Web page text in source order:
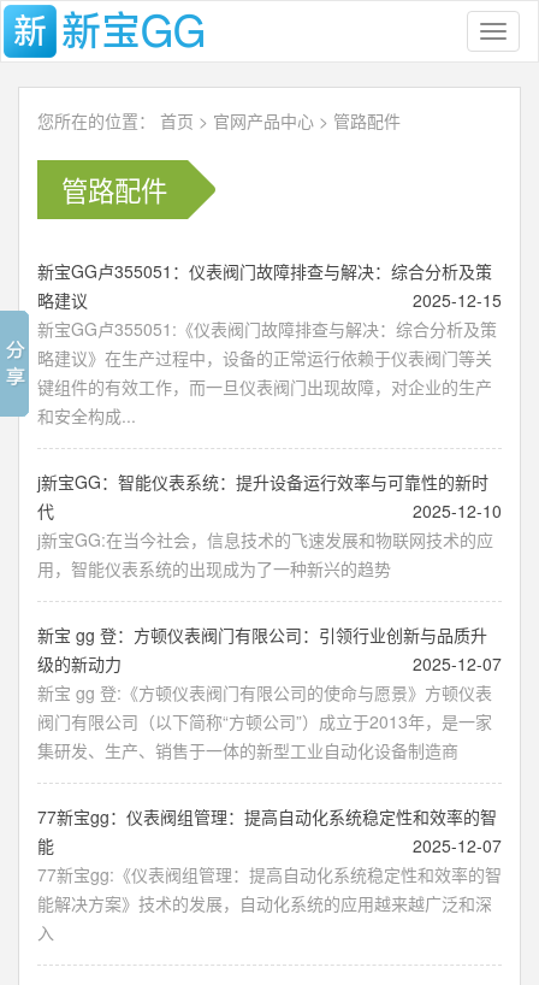
您所在的位置： 首页 > 官网产品中心 > 管路配件
管路配件
新宝GG卢355051：仪表阀门故障排查与解决：综合分析及策
略建议
2025-12-15
新宝GG卢355051:《仪表阀门故障排查与解决：综合分析及策
略建议》在生产过程中，设备的正常运行依赖于仪表阀门等关
键组件的有效工作，而一旦仪表阀门出现故障，对企业的生产
和安全构成...
j新宝GG：智能仪表系统：提升设备运行效率与可靠性的新时
代
2025-12-10
j新宝GG:在当今社会，信息技术的飞速发展和物联网技术的应
用，智能仪表系统的出现成为了一种新兴的趋势
新宝 gg 登：方顿仪表阀门有限公司：引领行业创新与品质升
级的新动力
2025-12-07
新宝 gg 登:《方顿仪表阀门有限公司的使命与愿景》方顿仪表
阀门有限公司（以下简称“方顿公司”）成立于2013年，是一家
集研发、生产、销售于一体的新型工业自动化设备制造商
77新宝gg：仪表阀组管理：提高自动化系统稳定性和效率的智
能
2025-12-07
77新宝gg:《仪表阀组管理：提高自动化系统稳定性和效率的智
能解决方案》技术的发展，自动化系统的应用越来越广泛和深
入